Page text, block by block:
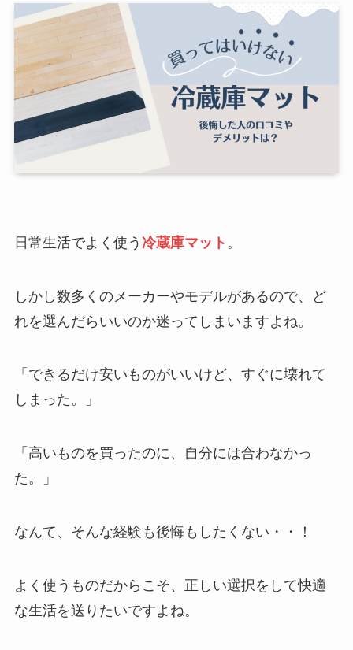
日常生活でよく使う 冷蔵庫マット 。
しかし数多くのメーカーやモデルがあるので、ど
れを選んだらいいのか迷ってしまいますよね。
「できるだけ安いものがいいけど、すぐに壊れて
しまった。」
「高いものを買ったのに、自分には合わなかっ
た。」
なんて、そんな経験も後悔もしたくない・・！
よく使うものだからこそ、正しい選択をして快適
な生活を送りたいですよね。